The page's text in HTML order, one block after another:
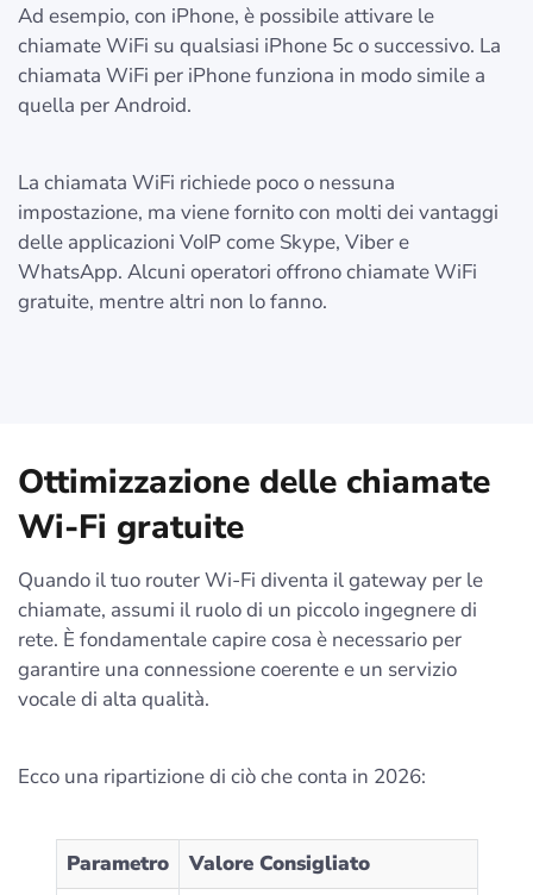
Ad esempio, con iPhone, è possibile attivare le
chiamate WiFi su qualsiasi iPhone 5c o successivo. La
chiamata WiFi per iPhone funziona in modo simile a
quella per Android.
La chiamata WiFi richiede poco o nessuna
impostazione, ma viene fornito con molti dei vantaggi
delle applicazioni VoIP come Skype, Viber e
WhatsApp. Alcuni operatori offrono chiamate WiFi
gratuite, mentre altri non lo fanno.
Ottimizzazione delle chiamate
Wi-Fi gratuite
Quando il tuo router Wi-Fi diventa il gateway per le
chiamate, assumi il ruolo di un piccolo ingegnere di
rete. È fondamentale capire cosa è necessario per
garantire una connessione coerente e un servizio
vocale di alta qualità.
Ecco una ripartizione di ciò che conta in 2026:
Parametro Valore Consigliato